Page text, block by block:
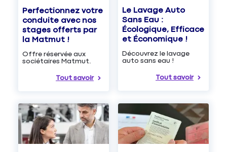
Perfectionnez votre
conduite avec nos
stages offerts par
la Matmut !
Offre réservée aux
sociétaires Matmut.
Tout savoir
Le Lavage Auto
Sans Eau :
Écologique, Efficace
et Économique !
Découvrez le lavage
auto sans eau !
Tout savoir